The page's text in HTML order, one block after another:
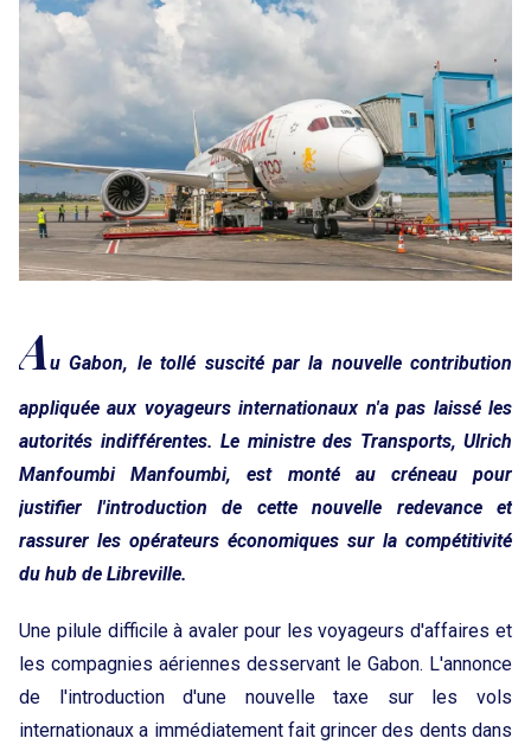
Au Gabon, le tollé suscité par la nouvelle contribution
appliquée aux voyageurs internationaux n'a pas laissé les
autorités indifférentes. Le ministre des Transports, Ulrich
Manfoumbi Manfoumbi, est monté au créneau pour
justifier l'introduction de cette nouvelle redevance et
rassurer les opérateurs économiques sur la compétitivité
du hub de Libreville.
Une pilule difficile à avaler pour les voyageurs d'affaires et
les compagnies aériennes desservant le Gabon. L'annonce
de l'introduction d'une nouvelle taxe sur les vols
internationaux a immédiatement fait grincer des dents dans